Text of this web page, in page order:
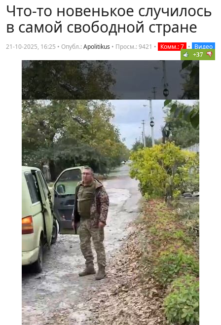
Что-то новенькое случилось
в самой свободной стране
21-10-2025, 16:25 • Опубл.:Apolitikus • Просм.: 9421 • Комм.: 7 • Видео
+37